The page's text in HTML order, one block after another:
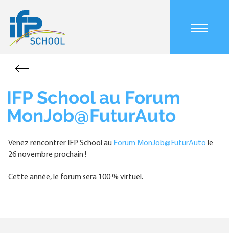
Main
navigation
mobile
Fil
d'Ariane
Accueil
Actualités
Retour
Forum
MonJob@FuturAuto
IFP School au Forum
MonJob@FuturAuto
Venez rencontrer IFP School au Forum MonJob@FuturAuto le
26 novembre prochain !
Cette année, le forum sera 100 % virtuel.